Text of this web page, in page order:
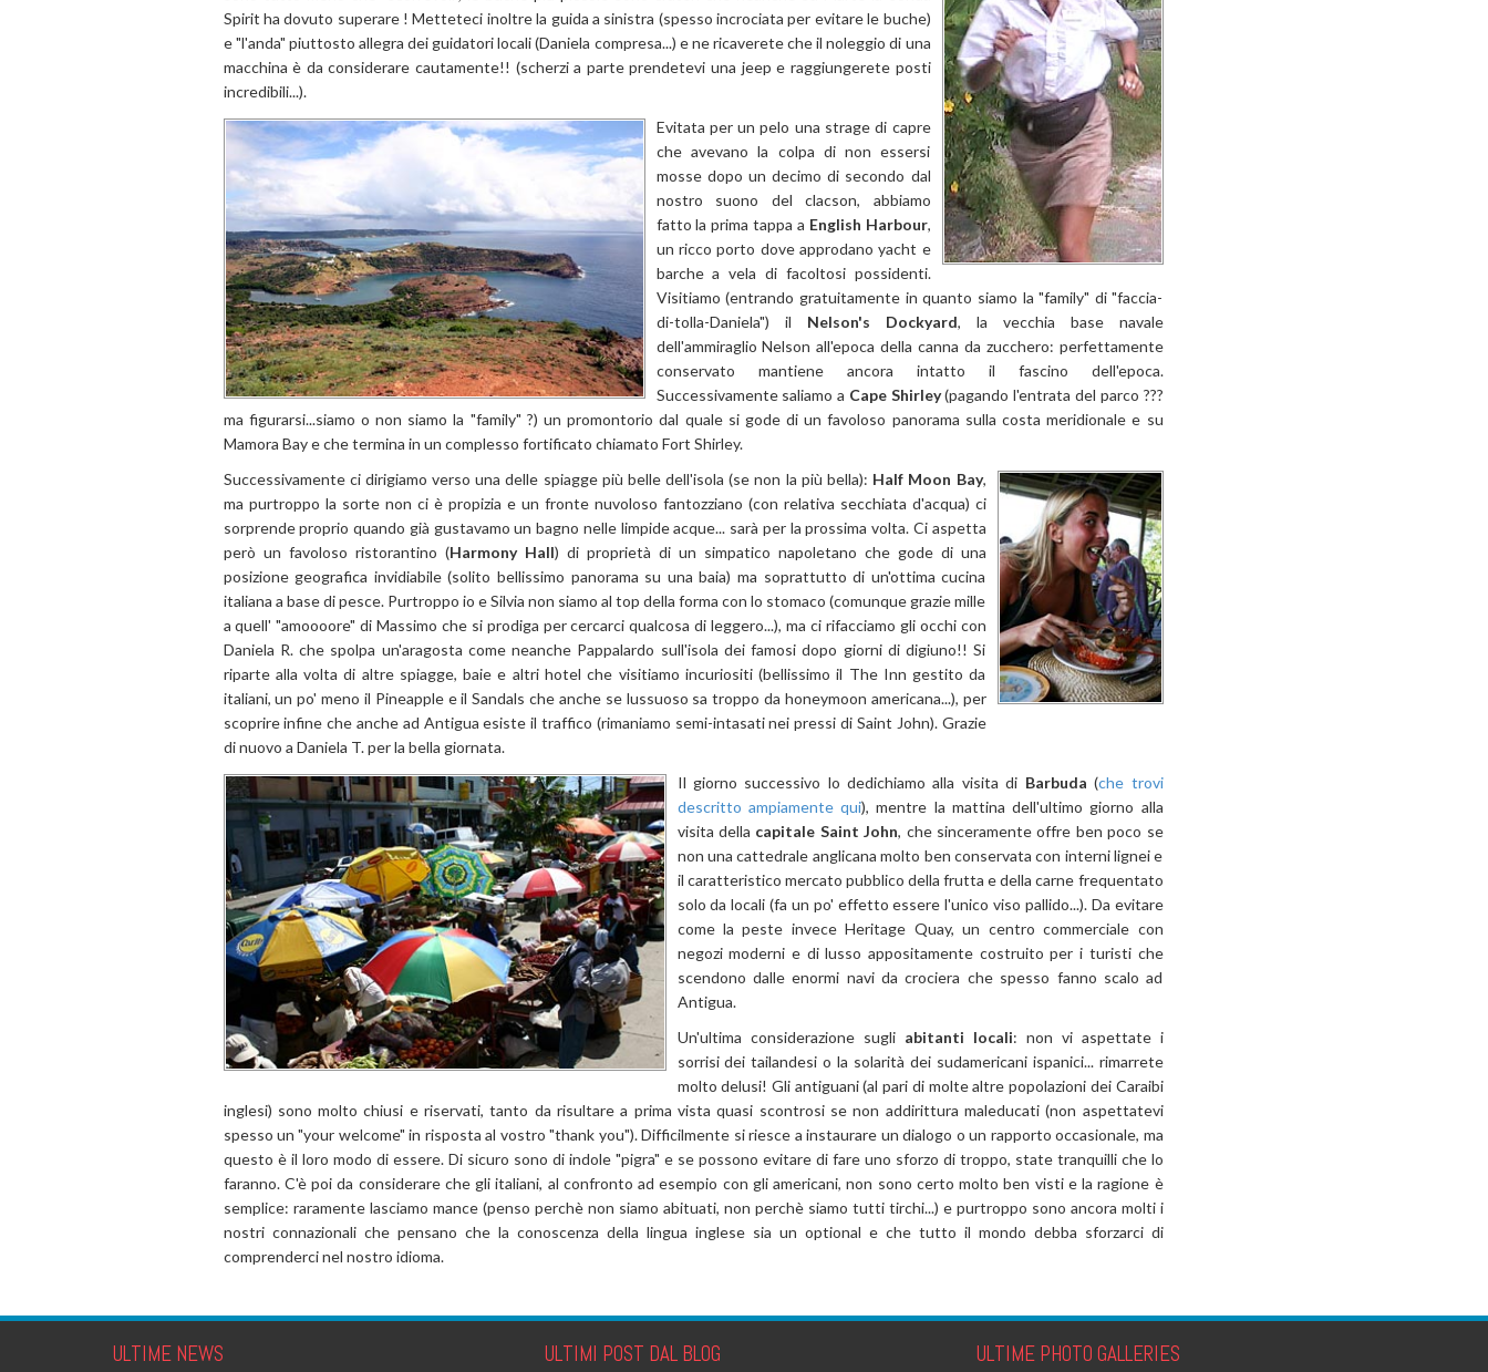
Spirit ha dovuto superare ! Metteteci inoltre la guida a sinistra (spesso incrociata per evitare le buche)
e "l'anda" piuttosto allegra dei guidatori locali (Daniela compresa...) e ne ricaverete che il noleggio di una
macchina è da considerare cautamente!! (scherzi a parte prendetevi una jeep e raggiungerete posti
incredibili...).
Evitata per un pelo una strage di capre
che avevano la colpa di non essersi
mosse dopo un decimo di secondo dal
nostro suono del clacson, abbiamo
fatto la prima tappa a English Harbour,
un ricco porto dove approdano yacht e
barche a vela di facoltosi possidenti.
Visitiamo (entrando gratuitamente in quanto siamo la "family" di "faccia-
di-tolla-Daniela") il Nelson's Dockyard, la vecchia base navale
dell'ammiraglio Nelson all'epoca della canna da zucchero: perfettamente
conservato mantiene ancora intatto il fascino dell'epoca.
Successivamente saliamo a Cape Shirley(pagando l'entrata del parco ???
ma figurarsi...siamo o non siamo la "family" ?) un promontorio dal quale si gode di un favoloso panorama sulla costa meridionale e su
Mamora Bay e che termina in un complesso fortificato chiamato Fort Shirley.
Successivamente ci dirigiamo verso una delle spiagge più belle dell'isola (se non la più bella): Half Moon Bay,
ma purtroppo la sorte non ci è propizia e un fronte nuvoloso fantozziano (con relativa secchiata d'acqua) ci
sorprende proprio quando già gustavamo un bagno nelle limpide acque... sarà per la prossima volta. Ci aspetta
però un favoloso ristorantino (Harmony Hall) di proprietà di un simpatico napoletano che gode di una
posizione geografica invidiabile (solito bellissimo panorama su una baia) ma soprattutto di un'ottima cucina
italiana a base di pesce. Purtroppo io e Silvia non siamo al top della forma con lo stomaco (comunque grazie mille
a quell' "amoooore" di Massimo che si prodiga per cercarci qualcosa di leggero...), ma ci rifacciamo gli occhi con
Daniela R. che spolpa un'aragosta come neanche Pappalardo sull'isola dei famosi dopo giorni di digiuno!! Si
riparte alla volta di altre spiagge, baie e altri hotel che visitiamo incuriositi (bellissimo il The Inn gestito da
italiani, un po' meno il Pineapple e il Sandals che anche se lussuoso sa troppo da honeymoon americana...), per
scoprire infine che anche ad Antigua esiste il traffico (rimaniamo semi-intasati nei pressi di Saint John). Grazie
di nuovo a Daniela T. per la bella giornata.
Il giorno successivo lo dedichiamo alla visita di Barbuda(che trovi
descritto ampiamente qui), mentre la mattina dell'ultimo giorno alla
visita della capitale Saint John, che sinceramente offre ben poco se
non una cattedrale anglicana molto ben conservata con interni lignei e
il caratteristico mercato pubblico della frutta e della carne frequentato
solo da locali (fa un po' effetto essere l'unico viso pallido...). Da evitare
come la peste invece Heritage Quay, un centro commerciale con
negozi moderni e di lusso appositamente costruito per i turisti che
scendono dalle enormi navi da crociera che spesso fanno scalo ad
Antigua.
Un'ultima considerazione sugli abitanti locali: non vi aspettate i
sorrisi dei tailandesi o la solarità dei sudamericani ispanici... rimarrete
molto delusi! Gli antiguani (al pari di molte altre popolazioni dei Caraibi
inglesi) sono molto chiusi e riservati, tanto da risultare a prima vista quasi scontrosi se non addirittura maleducati (non aspettatevi
spesso un "your welcome" in risposta al vostro "thank you"). Difficilmente si riesce a instaurare un dialogo o un rapporto occasionale, ma
questo è il loro modo di essere. Di sicuro sono di indole "pigra" e se possono evitare di fare uno sforzo di troppo, state tranquilli che lo
faranno. C'è poi da considerare che gli italiani, al confronto ad esempio con gli americani, non sono certo molto ben visti e la ragione è
semplice: raramente lasciamo mance (penso perchè non siamo abituati, non perchè siamo tutti tirchi...) e purtroppo sono ancora molti i
nostri connazionali che pensano che la conoscenza della lingua inglese sia un optional e che tutto il mondo debba sforzarci di
comprenderci nel nostro idioma.
ULTIME NEWS ULTIMI POST DAL BLOG ULTIME PHOTO GALLERIES